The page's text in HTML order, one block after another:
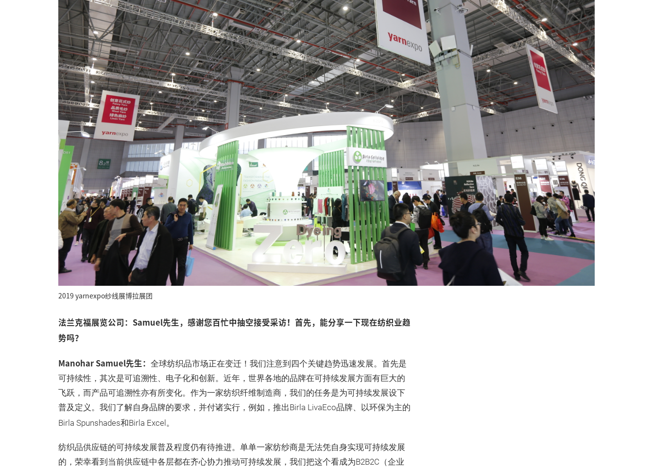
2019 yarnexpo纱线展博拉展团
法兰克福展览公司：Samuel先生，感谢您百忙中抽空接受采访！首先，能分享一下现在纺织业趋
势吗？
Manohar Samuel先生： 全球纺织品市场正在变迁！我们注意到四个关键趋势迅速发展。首先是
可持续性，其次是可追溯性、电子化和创新。近年，世界各地的品牌在可持续发展方面有巨大的
飞跃，而产品可追溯性亦有所变化。作为一家纺织纤维制造商，我们的任务是为可持续发展设下
普及定义。我们了解自身品牌的要求，并付诸实行，例如，推出Birla LivaEco品牌、以环保为主的
Birla Spunshades和Birla Excel。
纺织品供应链的可持续发展普及程度仍有待推进。单单一家纺纱商是无法凭自身实现可持续发展
的，荣幸看到当前供应链中各层都在齐心协力推动可持续发展，我们把这个看成为B2B2C（企业